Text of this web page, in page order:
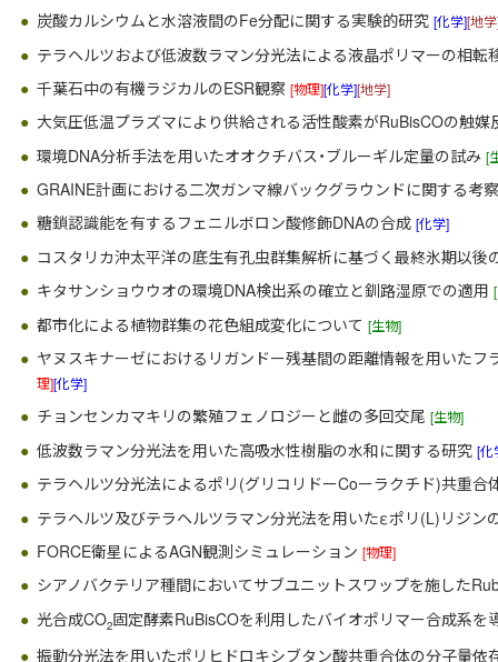
炭酸カルシウムと水溶液間のFe分配に関する実験的研究[化学][地
テラヘルツおよび低波数ラマン分光法による液晶ポリマーの相転
千葉石中の有機ラジカルのESR観察[物理][化学][地学]
大気圧低温プラズマにより供給される活性酸素がRuBisCOの触
環境DNA分析手法を用いたオオクチバス・ブルーギル定量の試み[
GRAINE計画における二次ガンマ線バックグラウンドに関する考
糖鎖認識能を有するフェニルボロン酸修飾DNAの合成[化学]
コスタリカ沖太平洋の底生有孔虫群集解析に基づく最終氷期以
キタサンショウウオの環境DNA検出系の確立と釧路湿原での適用
都市化による植物群集の花色組成変化について[生物]
ヤヌスキナーゼにおけるリガンドー残基間の距離情報を用いた
理][化学]
チョンセンカマキリの繁殖フェノロジーと雌の多回交尾[生物]
低波数ラマン分光法を用いた高吸水性樹脂の水和に関する研究[化
テラヘルツ分光法によるポリ(グリコリドーCoーラクチド)共重
テラヘルツ及びテラヘルツラマン分光法を用いたεポリ(L)リジン
FORCE衛星によるAGN観測シミュレーション[物理]
シアノバクテリア種間においてサブユニットスワップを施した
光合成CO2固定酵素RuBisCOを利用したバイオポリマー合成系
振動分光法を用いたポリヒドロキシブタン酸共重合体の分子量